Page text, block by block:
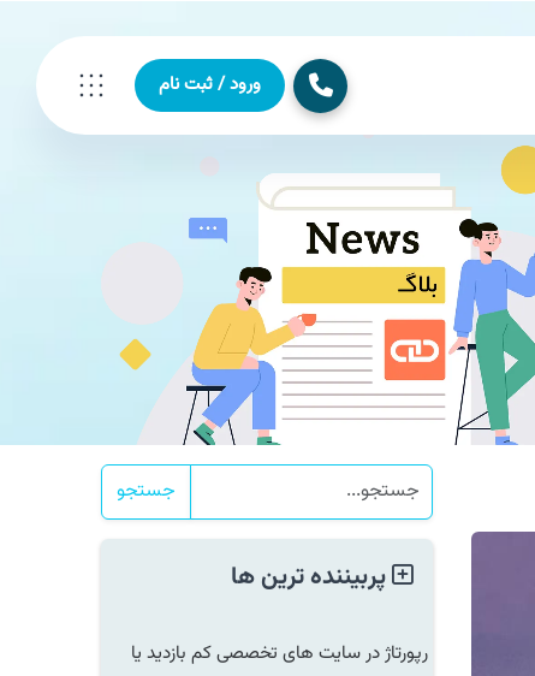
ورود / ثبت نام
جستجو
پربیننده ترین ها
رپورتاژ در سایت های تخصصی کم بازدید یا